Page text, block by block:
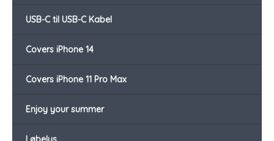
USB-C til USB-C Kabel
Covers iPhone 14
Covers iPhone 11 Pro Max
Enjoy your summer